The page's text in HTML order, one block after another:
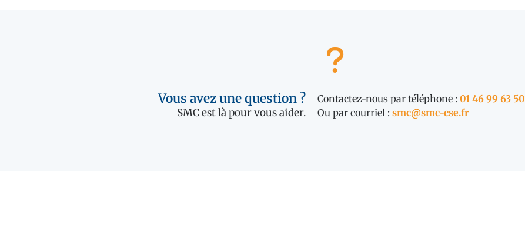
Vous avez une question ?
SMC est là pour vous aider.
Contactez-nous par téléphone : 01 46 99 63 50
Ou par courriel : smc@smc-cse.fr